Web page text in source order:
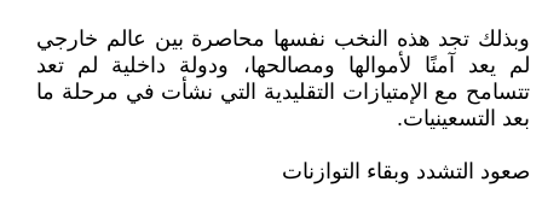
وبذلك تجد هذه النخب نفسها محاصرة بين عالم خارجي
لم يعد آمنًا لأموالها ومصالحها، ودولة داخلية لم تعد
تتسامح مع الإمتيازات التقليدية التي نشأت في مرحلة ما
بعد التسعينيات.
صعود التشدد وبقاء التوازنات